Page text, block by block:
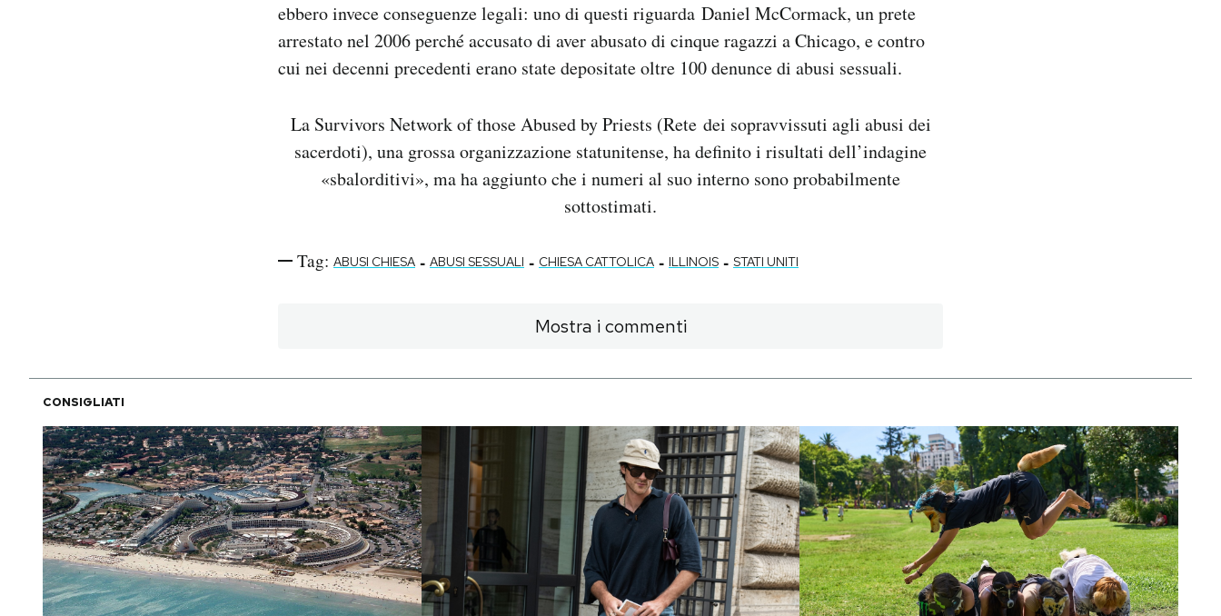
ebbero invece conseguenze legali: uno di questi riguarda Daniel McCormack, un prete
arrestato nel 2006 perché accusato di aver abusato di cinque ragazzi a Chicago, e contro
cui nei decenni precedenti erano state depositate oltre 100 denunce di abusi sessuali.
La Survivors Network of those Abused by Priests (Rete dei sopravvissuti agli abusi dei
sacerdoti), una grossa organizzazione statunitense, ha definito i risultati dell’indagine
«sbalorditivi», ma ha aggiunto che i numeri al suo interno sono probabilmente
sottostimati.
Tag: ABUSI CHIESA - ABUSI SESSUALI - CHIESA CATTOLICA - ILLINOIS - STATI UNITI
Mostra i commenti
CONSIGLIATI